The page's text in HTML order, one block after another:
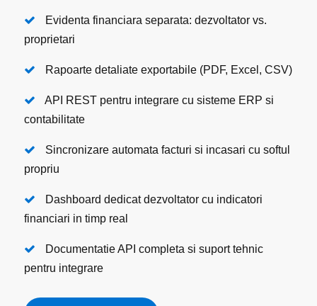
Evidenta financiara separata: dezvoltator vs.
proprietari
Rapoarte detaliate exportabile (PDF, Excel, CSV)
API REST pentru integrare cu sisteme ERP si
contabilitate
Sincronizare automata facturi si incasari cu softul
propriu
Dashboard dedicat dezvoltator cu indicatori
financiari in timp real
Documentatie API completa si suport tehnic
pentru integrare